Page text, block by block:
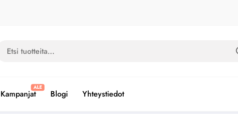
Etsi:
Kampanjat Blogi Yhteystiedot